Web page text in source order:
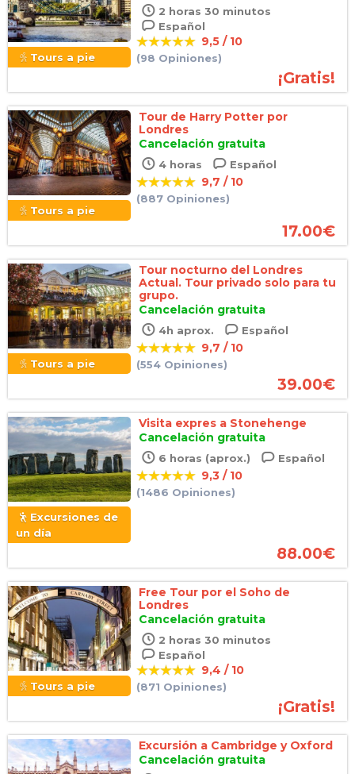
Tours a pie
2 horas 30 minutos
Español
9,5 / 10
(98 Opiniones)
¡Gratis!
Tours a pie
Tour de Harry Potter por
Londres
Cancelación gratuita
4 horas Español
9,7 / 10
(887 Opiniones)
17.00€
Tours a pie
Tour nocturno del Londres
Actual. Tour privado solo para tu
grupo.
Cancelación gratuita
4h aprox. Español
9,7 / 10
(554 Opiniones)
39.00€
Excursiones de
un día
Visita expres a Stonehenge
Cancelación gratuita
6 horas (aprox.) Español
9,3 / 10
(1486 Opiniones)
88.00€
Tours a pie
Free Tour por el Soho de
Londres
Cancelación gratuita
2 horas 30 minutos
Español
9,4 / 10
(871 Opiniones)
¡Gratis!
Excursión a Cambridge y Oxford
Cancelación gratuita